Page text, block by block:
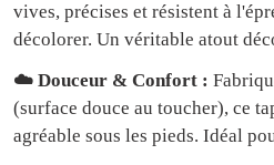
vives, précises et résistent à
décolorer. Un véritable atout
☁️ Douceur & Confort :
(surface douce au toucher), ce
agréable sous les pieds. Idéal